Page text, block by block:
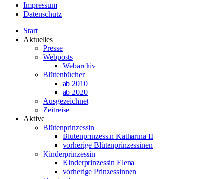
Impressum
Datenschutz
Start
Aktuelles
Presse
Webposts
Webarchiv
Blütenbücher
ab 2010
ab 2020
Ausgezeichnet
Zeitreise
Aktive
Blütenprinzessin
Blütenprinzessin Katharina II
vorherige Blütenprinzessinen
Kinderprinzessin
Kinderprinzessin Elena
vorherige Prinzessinnen